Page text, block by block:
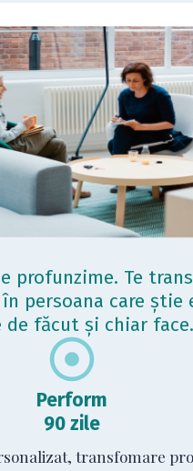
profunzime. Te
persoana care știe
de făcut și chiar face.
Perform
90 zile
transfomare